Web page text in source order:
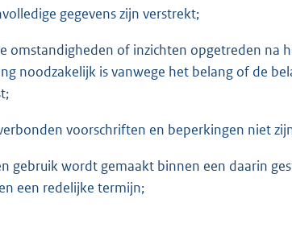
gegevens zijn verstrekt;
omstandigheden of inzichten opgetreden na
noodzakelijk is vanwege het belang of de
voorschriften en beperkingen niet
gebruik wordt gemaakt binnen een daarin
een redelijke termijn;